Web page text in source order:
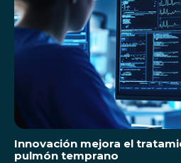
Innovación mejora el
pulmón temprano